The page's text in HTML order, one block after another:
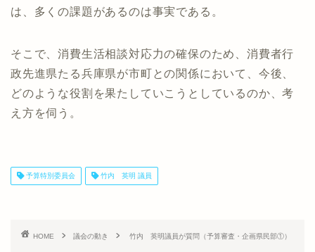
は、多くの課題があるのは事実である。
そこで、消費生活相談対応力の確保のため、消費者行
政先進県たる兵庫県が市町との関係において、今後、
どのような役割を果たしていこうとしているのか、考
え方を伺う。
予算特別委員会 竹内 英明 議員
HOME 議会の動き 竹内 英明議員が質問（予算審査・企画県民部①）